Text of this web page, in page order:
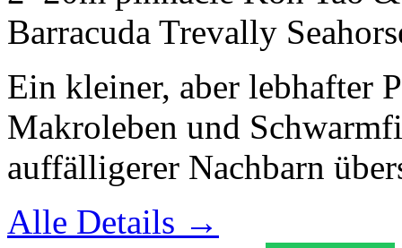
Barracuda Trevally
Ein kleiner, aber lebhafter
Makroleben und
auffälligerer Nachbarn
Alle Details →